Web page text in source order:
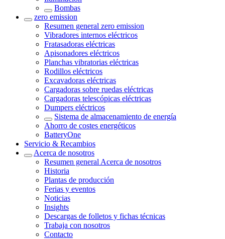
Bombas
zero emission
Resumen general zero emission
Vibradores internos eléctricos
Fratasadoras eléctricas
Apisonadores eléctricos
Planchas vibratorias eléctricas
Rodillos eléctricos
Excavadoras eléctricas
Cargadoras sobre ruedas eléctricas
Cargadoras telescópicas eléctricas
Dumpers eléctricos
Sistema de almacenamiento de energía
Ahorro de costes energéticos
BatteryOne
Servicio & Recambios
Acerca de nosotros
Resumen general Acerca de nosotros
Historia
Plantas de producción
Ferias y eventos
Noticias
Insights
Descargas de folletos y fichas técnicas
Trabaja con nosotros
Contacto